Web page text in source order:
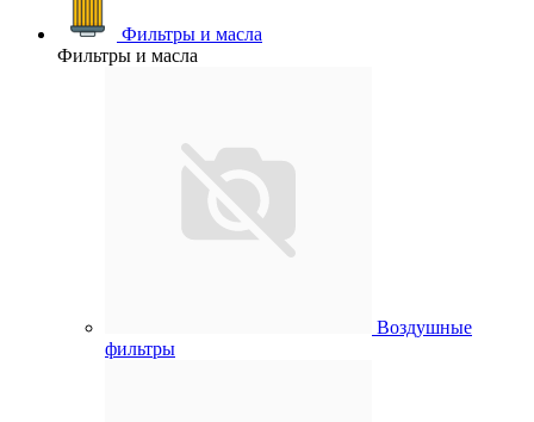
Фильтры и масла
Фильтры и масла
Воздушные
фильтры